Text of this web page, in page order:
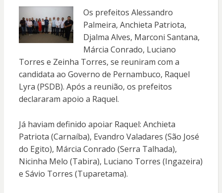
Os prefeitos Alessandro
Palmeira, Anchieta Patriota,
Djalma Alves, Marconi Santana,
Márcia Conrado, Luciano
Torres e Zeinha Torres, se reuniram com a
candidata ao Governo de Pernambuco, Raquel
Lyra (PSDB). Após a reunião, os prefeitos
declararam apoio a Raquel.
Já haviam definido apoiar Raquel: Anchieta
Patriota (Carnaíba), Evandro Valadares (São José
do Egito), Márcia Conrado (Serra Talhada),
Nicinha Melo (Tabira), Luciano Torres (Ingazeira)
e Sávio Torres (Tuparetama).